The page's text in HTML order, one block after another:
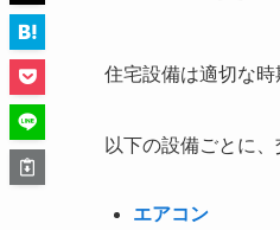
住宅設備は適切な
以下の設備ごとに
エアコン